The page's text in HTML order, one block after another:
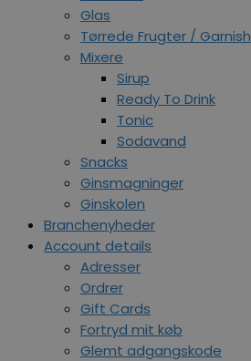
Glas
Tørrede Frugter / Garnish
Mixere
Sirup
Ready To Drink
Tonic
Sodavand
Snacks
Ginsmagninger
Ginskolen
Branchenyheder
Account details
Adresser
Ordrer
Gift Cards
Fortryd mit køb
Glemt adgangskode